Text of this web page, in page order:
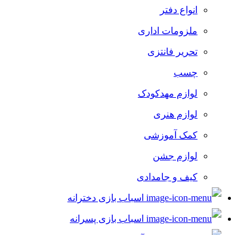
تجهیزات ایروبیک و تناسب اندام
اسکیت کفشی و اسکیت بورد
گوی، چراغ خواب و دکوری
موتور بازی
انواع دفتر
ملزومات اداری
تحریر فانتزی
چسب
لوازم مهدکودک
لوازم هنری
کمک آموزشی
لوازم جشن
کیف و جامدادی
اسباب بازی دخترانه
اسباب بازی پسرانه